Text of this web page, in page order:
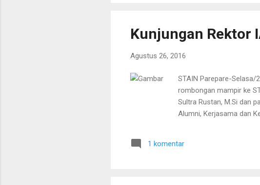
Kunjungan Rektor
Agustus 26, 2016
STAIN Parepare-Selasa/
rombongan mampir ke
Sultra Rustan, M.Si dan
Alumni, Kerjasama
1 komentar